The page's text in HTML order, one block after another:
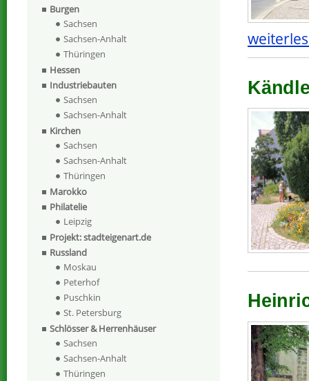
Burgen
Sachsen
Sachsen-Anhalt
Thüringen
Hessen
Industriebauten
Sachsen
Sachsen-Anhalt
Kirchen
Sachsen
Sachsen-Anhalt
Thüringen
Marokko
Philatelie
Leipzig
Projekt: stadteigenart.de
Russland
Moskau
Peterhof
Puschkin
St. Petersburg
Schlösser & Herrenhäuser
Sachsen
Sachsen-Anhalt
Thüringen